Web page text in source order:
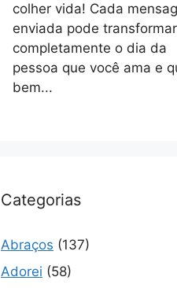
colher vida! Cada
enviada pode transformar
completamente o dia da
pessoa que você ama e
bem...
Categorias
Abraços (137)
Adorei (58)